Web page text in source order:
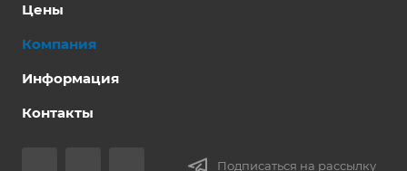
Цены
Компания
Информация
Контакты
Подписаться на рассылку